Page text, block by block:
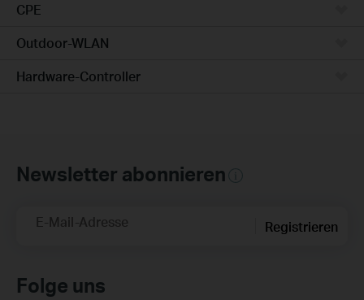
CPE
Outdoor-WLAN
Hardware-Controller
Newsletter abonnieren
E-Mail-Adresse Registrieren
Folge uns